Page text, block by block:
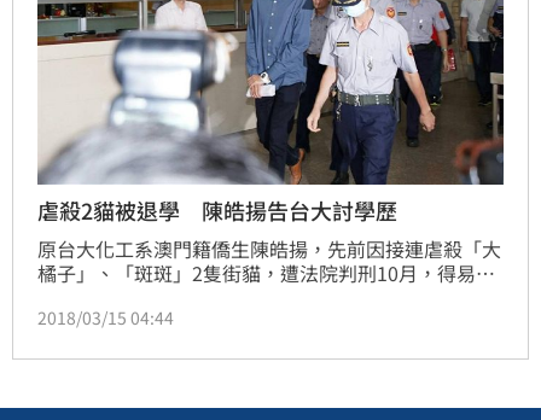
虐殺2貓被退學 陳皓揚告台大討學歷
原台大化工系澳門籍僑生陳皓揚，先前因接連虐殺「大
橘子」、「斑斑」2隻街貓，遭法院判刑10月，得易科
陳皓揚做出退學處分，但陳男不滿校方的處分，認為學
政法院今（15）日開完庭後，校方主張退學處分沒有違
2018/03/15 04:44